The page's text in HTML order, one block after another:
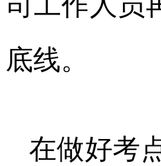
底线。
在做好考